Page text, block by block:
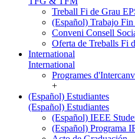
Treball Fi de Grau
(Español) Trabajo Fin
Conveni Consell
Oferta de Treballs Fi
International
International
Programes
+
(Español) Estudiantes
(Español) Estudiantes
(Español) IEEE
(Español) Programa